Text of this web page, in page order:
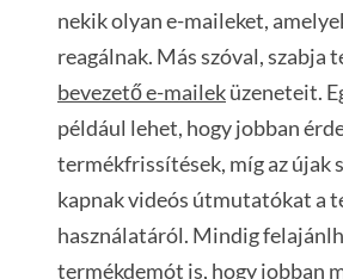
nekik olyan e-maileket,
reagálnak. Más szóval, szabja
bevezető e-maileküzeneteit.
például lehet, hogy jobban
termékfrissítések, míg az újak
kapnak videós útmutatókat a
használatáról. Mindig
termékdemót is, hogy jobban